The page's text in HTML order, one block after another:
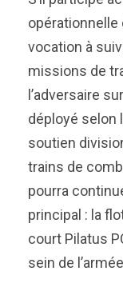
opérationnelle
vocation à
missions de
l’adversaire
déployé selon
soutien
trains de
pourra
principal : la
court Pilatus
sein de